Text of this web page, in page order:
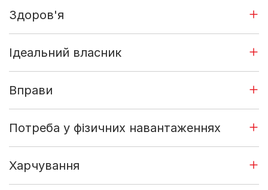
Здоров'я
Ідеальний власник
Вправи
Потреба у фізичних навантаженнях
Харчування